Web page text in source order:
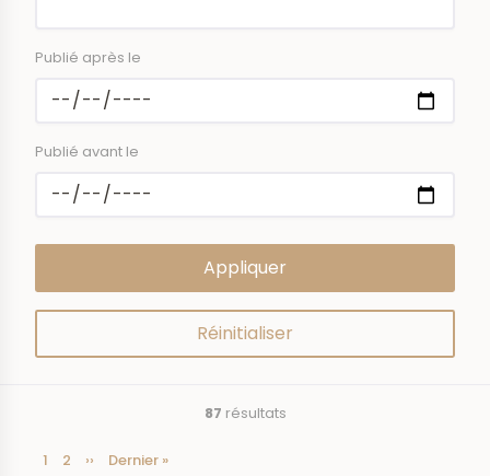
Publié après le
Publié avant le
87 résultats
Pagination
Page
1 Page
2
Page
››
Dernière
Dernier »